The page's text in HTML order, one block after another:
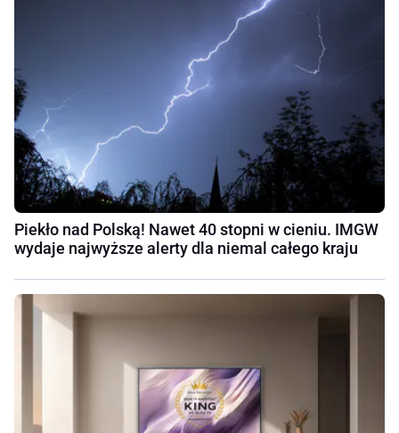
Piekło nad Polską! Nawet 40 stopni w cieniu. IMGW
wydaje najwyższe alerty dla niemal całego kraju